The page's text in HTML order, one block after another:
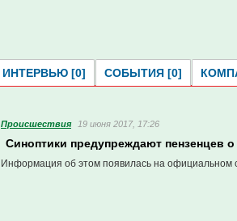
ИНТЕРВЬЮ [0] СОБЫТИЯ [0]
Проиcшествия 19 июня 2017, 17:26
Синоптики предупреждают пензенцев
Информация об этом появилась на официальном